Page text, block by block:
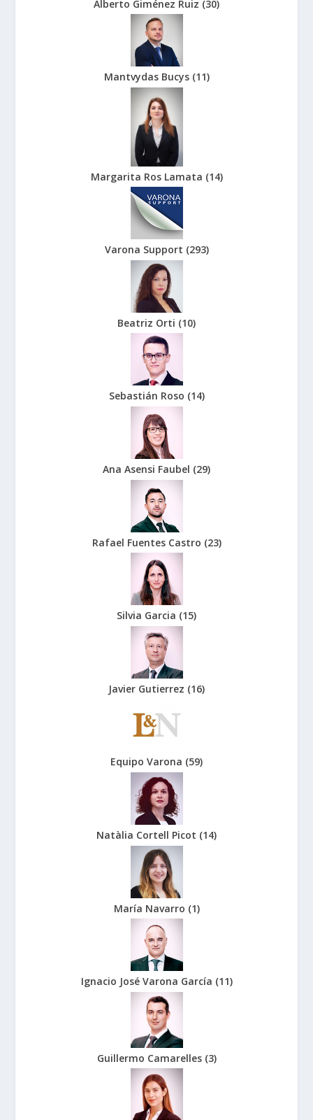
Alberto Giménez Ruiz (30)
Mantvydas Bucys (11)
Margarita Ros Lamata (14)
Varona Support (293)
Beatriz Orti (10)
Sebastián Roso (14)
Ana Asensi Faubel (29)
Rafael Fuentes Castro (23)
Silvia Garcia (15)
Javier Gutierrez (16)
Equipo Varona (59)
Natàlia Cortell Picot (14)
María Navarro (1)
Ignacio José Varona García (11)
Guillermo Camarelles (3)